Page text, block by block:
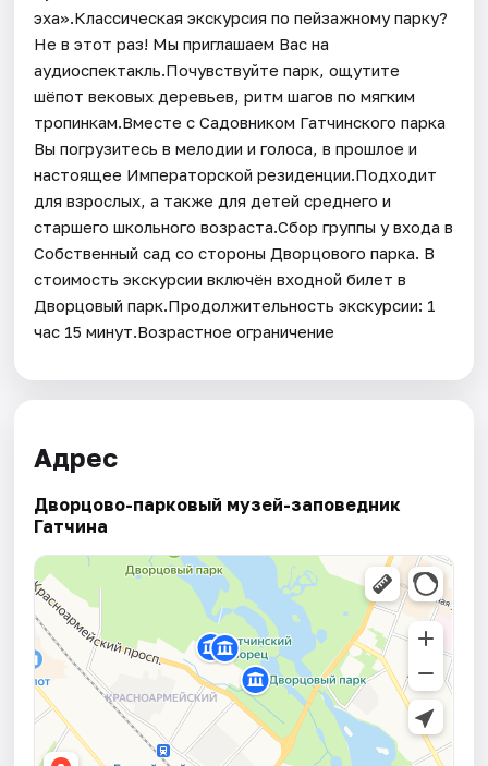
эха».Классическая экскурсия по пейзажному парку?
Не в этот раз! Мы приглашаем Вас на
аудиоспектакль.Почувствуйте парк, ощутите
шёпот вековых деревьев, ритм шагов по мягким
тропинкам.Вместе с Садовником Гатчинского парка
Вы погрузитесь в мелодии и голоса, в прошлое и
настоящее Императорской резиденции.Подходит
для взрослых, а также для детей среднего и
старшего школьного возраста.Сбор группы у входа в
Собственный сад со стороны Дворцового парка. В
стоимость экскурсии включён входной билет в
Дворцовый парк.Продолжительность экскурсии: 1
час 15 минут.Возрастное ограничение
Адрес
Дворцово-парковый музей-заповедник
Гатчина